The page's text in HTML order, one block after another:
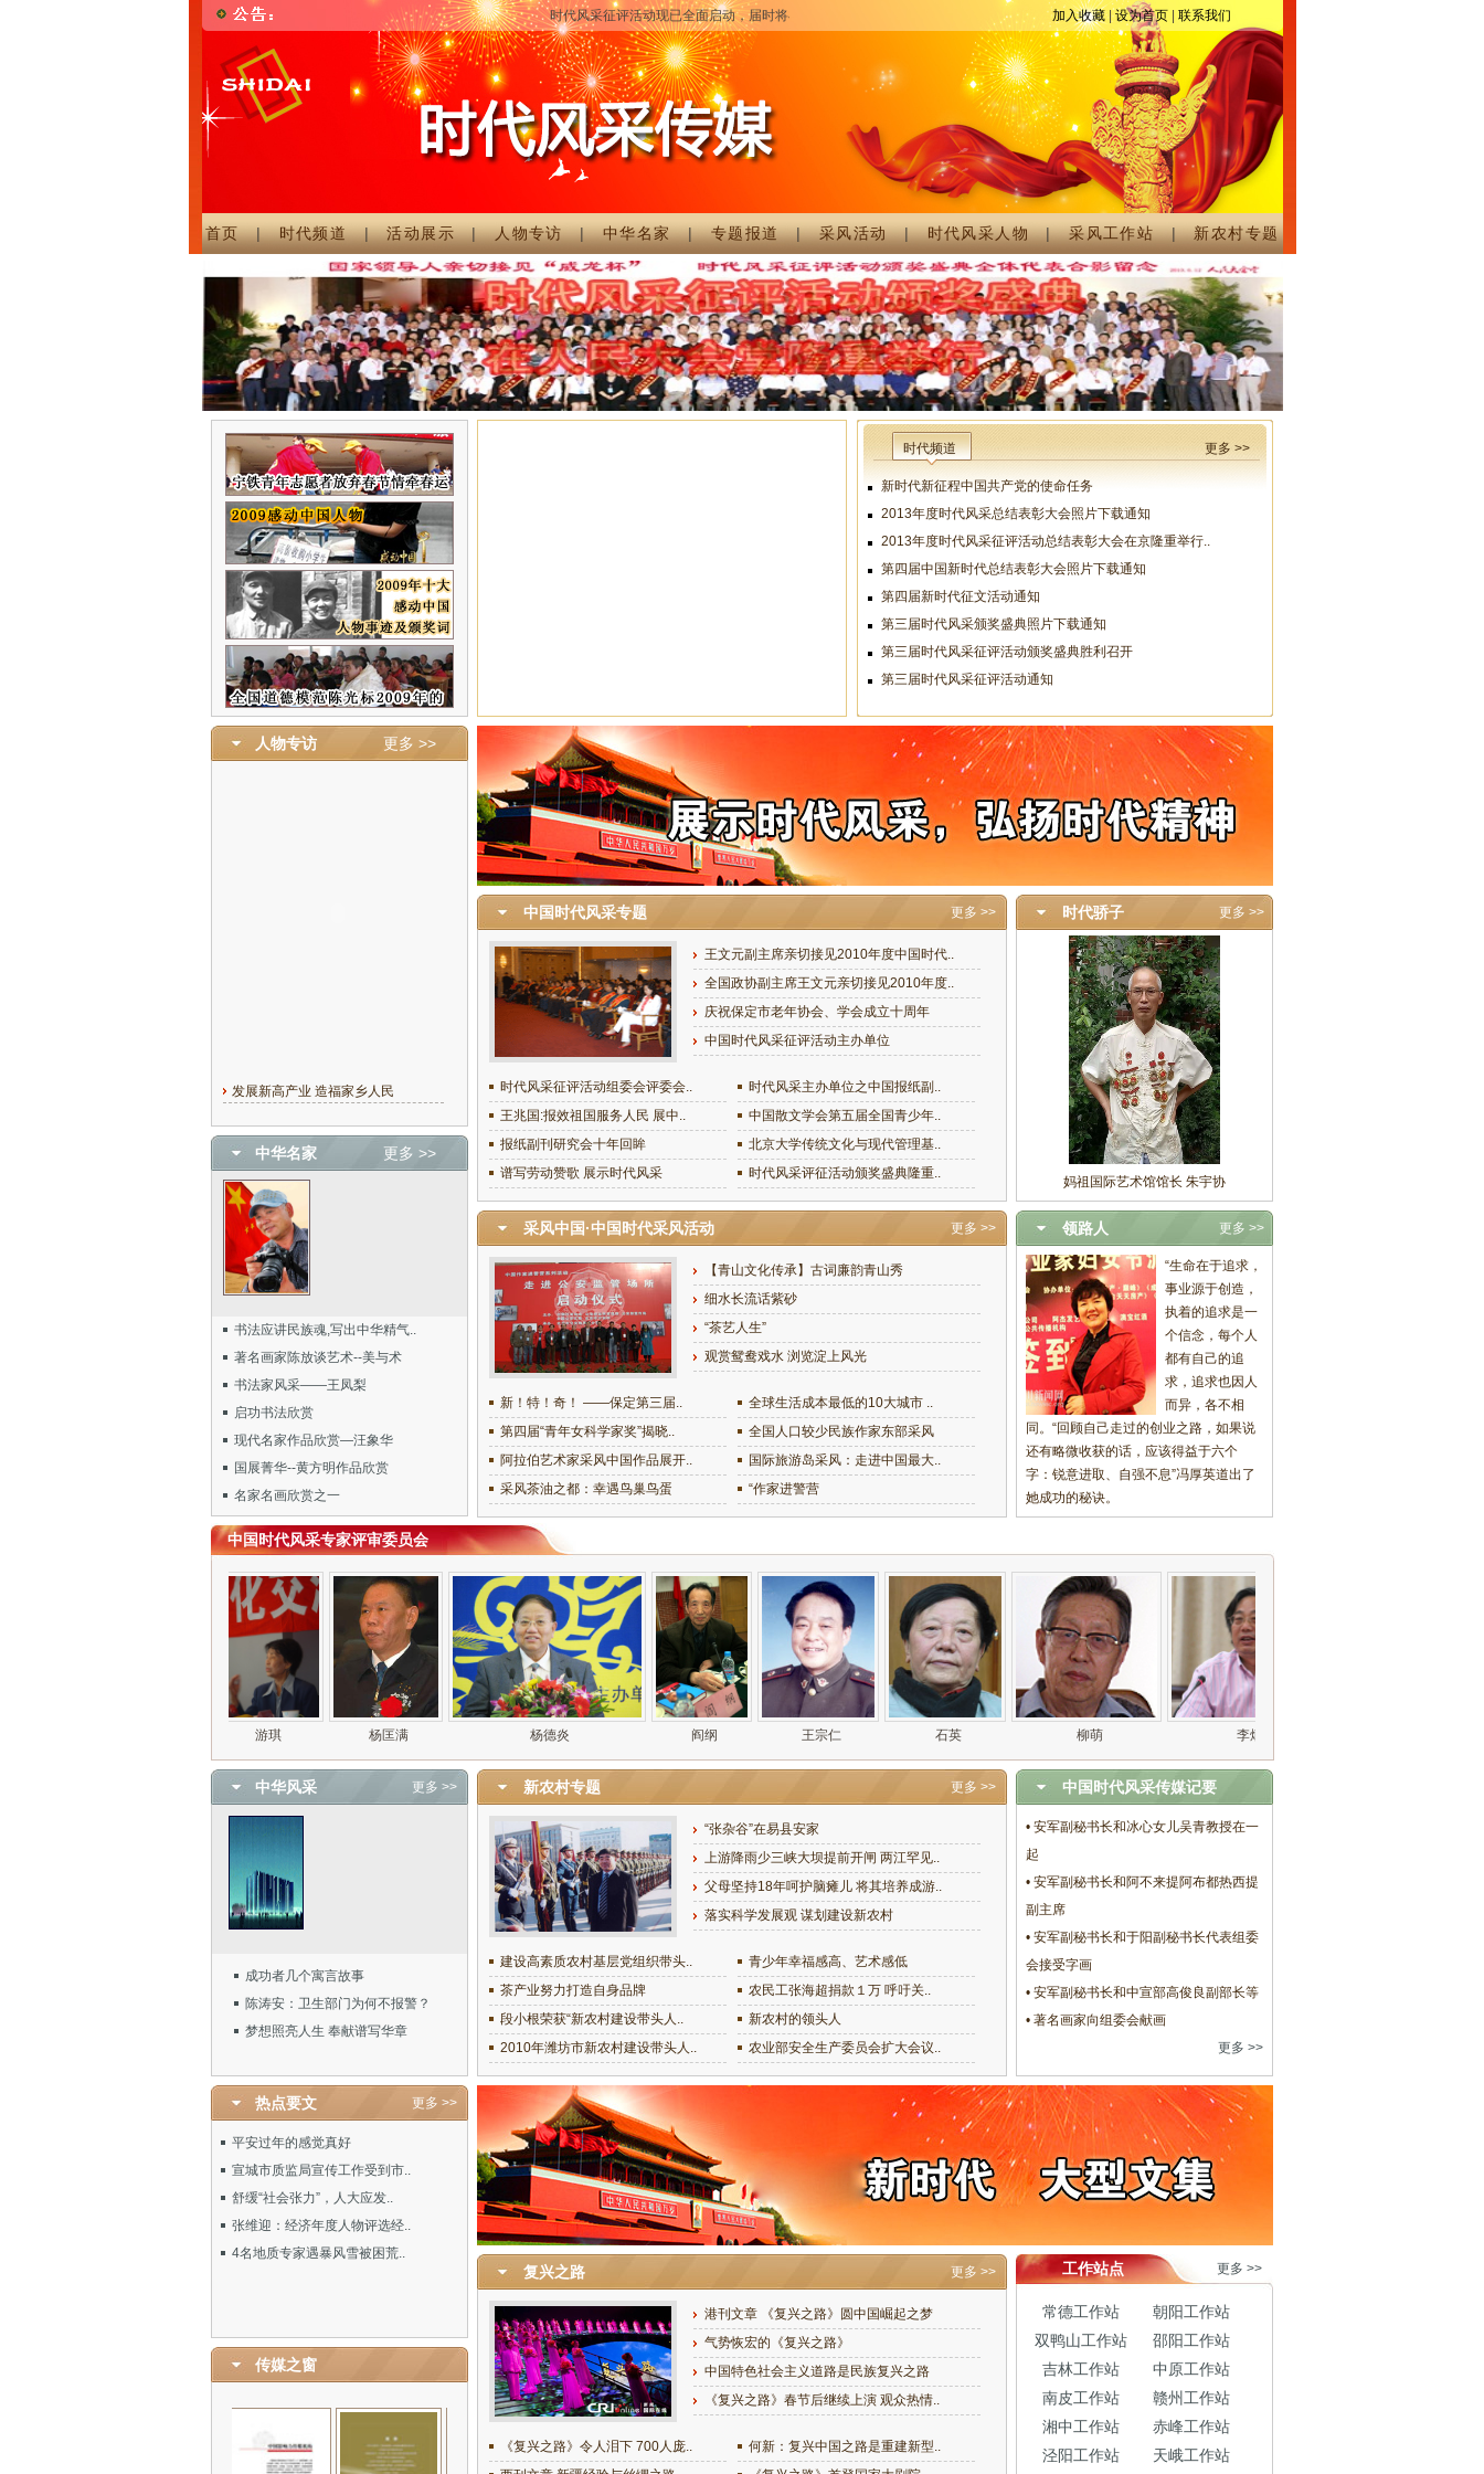
时代风采征评活动现已全面启动，届时将在北京隆重召开颁奖大会，详细情况请致电时代风采征评活动组委会。
加入收藏|设为首页| 联系我们
首页|时代频道|活动展示|人物专访|中华名家|专题报道|采风活动|时代风采人物|采风工作站|新农村专题
时代频道 更多 >>
新时代新征程中国共产党的使命任务
2013年度时代风采总结表彰大会照片下载通知
2013年度时代风采征评活动总结表彰大会在京隆重举行..
第四届中国新时代总结表彰大会照片下载通知
第四届新时代征文活动通知
第三届时代风采颁奖盛典照片下载通知
第三届时代风采征评活动颁奖盛典胜利召开
第三届时代风采征评活动通知
人物专访 更多 >>
发展新高产业 造福家乡人民
中华名家 更多 >>
书法应讲民族魂,写出中华精气..
著名画家陈放谈艺术--美与术
书法家风采——王凤梨
启功书法欣赏
现代名家作品欣赏—汪象华
国展菁华--黄方明作品欣赏
名家名画欣赏之一
中国时代风采专题 更多 >>
王文元副主席亲切接见2010年度中国时代..
全国政协副主席王文元亲切接见2010年度..
庆祝保定市老年协会、学会成立十周年
中国时代风采征评活动主办单位
时代风采征评活动组委会评委会..
时代风采主办单位之中国报纸副..
王兆国:报效祖国服务人民 展中..
中国散文学会第五届全国青少年..
报纸副刊研究会十年回眸
北京大学传统文化与现代管理基..
谱写劳动赞歌 展示时代风采
时代风采评征活动颁奖盛典隆重..
时代骄子 更多 >>
妈祖国际艺术馆馆长 朱宇协
采风中国·中国时代采风活动 更多 >>
【青山文化传承】古词廉韵青山秀
细水长流话紫砂
“茶艺人生”
观赏鸳鸯戏水 浏览淀上风光
新！特！奇！ ——保定第三届..
全球生活成本最低的10大城市 ..
第四届“青年女科学家奖”揭晓..
全国人口较少民族作家东部采风
阿拉伯艺术家采风中国作品展开..
国际旅游岛采风：走进中国最大..
采风茶油之都：幸遇鸟巢鸟蛋
“作家进警营
领路人 更多 >>
“生命在于追求，
事业源于创造，
执着的追求是一
个信念，每个人
都有自己的追
求，追求也因人
而异，各不相
同。“回顾自己走过的创业之路，如果说
还有略微收获的话，应该得益于六个
字：锐意进取、自强不息”冯厚英道出了
她成功的秘诀。
中国时代风采专家评审委员会
中华风采 更多 >>
成功者几个寓言故事
陈涛安：卫生部门为何不报警？
梦想照亮人生 奉献谱写华章
热点要文 更多 >>
平安过年的感觉真好
宣城市质监局宣传工作受到市..
舒缓“社会张力”，人大应发..
张维迎：经济年度人物评选经..
4名地质专家遇暴风雪被困荒..
传媒之窗
新农村专题 更多 >>
“张杂谷”在易县安家
上游降雨少三峡大坝提前开闸 两江罕见..
父母坚持18年呵护脑瘫儿 将其培养成游..
落实科学发展观 谋划建设新农村
建设高素质农村基层党组织带头..
青少年幸福感高、艺术感低
茶产业努力打造自身品牌
农民工张海超捐款１万 呼吁关..
段小根荣获“新农村建设带头人..
新农村的领头人
2010年潍坊市新农村建设带头人..
农业部安全生产委员会扩大会议..
中国时代风采传媒记要
• 安军副秘书长和冰心女儿吴青教授在一
起
• 安军副秘书长和阿不来提阿布都热西提
副主席
• 安军副秘书长和于阳副秘书长代表组委
会接受字画
• 安军副秘书长和中宣部高俊良副部长等
• 著名画家向组委会献画
更多 >>
复兴之路 更多 >>
港刊文章 《复兴之路》圆中国崛起之梦
气势恢宏的《复兴之路》
中国特色社会主义道路是民族复兴之路
《复兴之路》春节后继续上演 观众热情..
《复兴之路》令人泪下 700人庞..
何新：复兴中国之路是重建新型..
工作站点 更多 >>
常德工作站
朝阳工作站
双鸭山工作站
邵阳工作站
吉林工作站
中原工作站
南皮工作站
赣州工作站
湘中工作站
赤峰工作站
泾阳工作站
天峨工作站